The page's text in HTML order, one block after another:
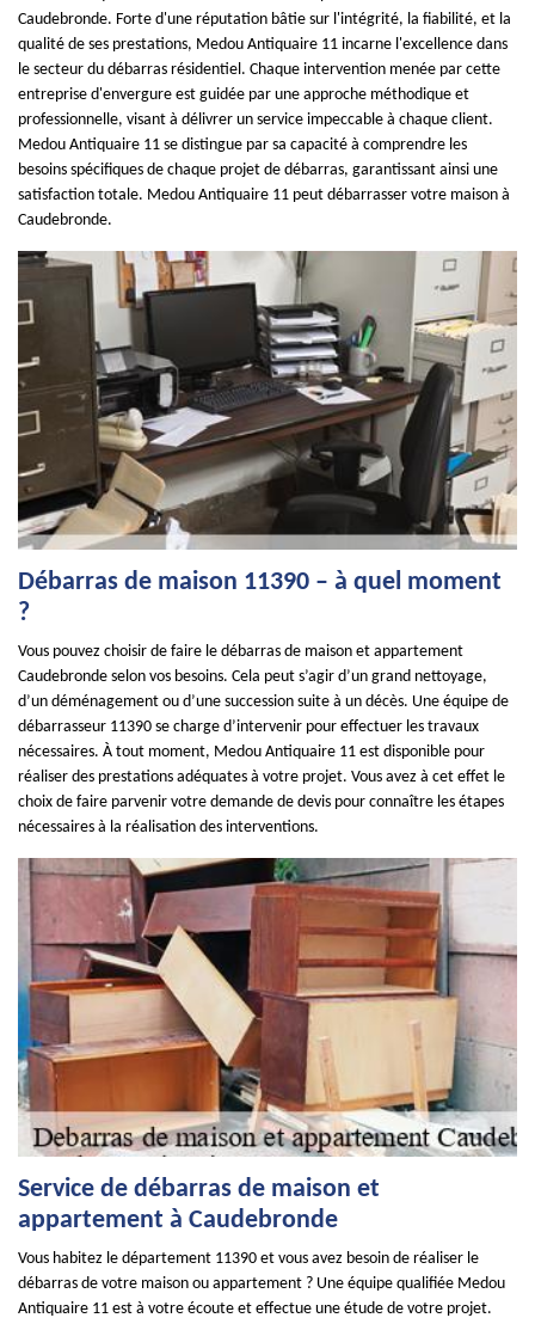
Caudebronde. Forte d'une réputation bâtie sur l'intégrité, la fiabilité, et la
qualité de ses prestations, Medou Antiquaire 11 incarne l'excellence dans
le secteur du débarras résidentiel. Chaque intervention menée par cette
entreprise d'envergure est guidée par une approche méthodique et
professionnelle, visant à délivrer un service impeccable à chaque client.
Medou Antiquaire 11 se distingue par sa capacité à comprendre les
besoins spécifiques de chaque projet de débarras, garantissant ainsi une
satisfaction totale. Medou Antiquaire 11 peut débarrasser votre maison à
Caudebronde.
Débarras de maison 11390 – à quel moment
?
Vous pouvez choisir de faire le débarras de maison et appartement
Caudebronde selon vos besoins. Cela peut s’agir d’un grand nettoyage,
d’un déménagement ou d’une succession suite à un décès. Une équipe de
débarrasseur 11390 se charge d’intervenir pour effectuer les travaux
nécessaires. À tout moment, Medou Antiquaire 11 est disponible pour
réaliser des prestations adéquates à votre projet. Vous avez à cet effet le
choix de faire parvenir votre demande de devis pour connaître les étapes
nécessaires à la réalisation des interventions.
Service de débarras de maison et
appartement à Caudebronde
Vous habitez le département 11390 et vous avez besoin de réaliser le
débarras de votre maison ou appartement ? Une équipe qualifiée Medou
Antiquaire 11 est à votre écoute et effectue une étude de votre projet.